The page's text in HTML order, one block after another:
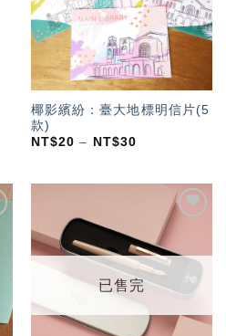
椰影繽紛：臺大地標明信片(5
款)
NT$20 – NT$30
望輕
單」
已售完